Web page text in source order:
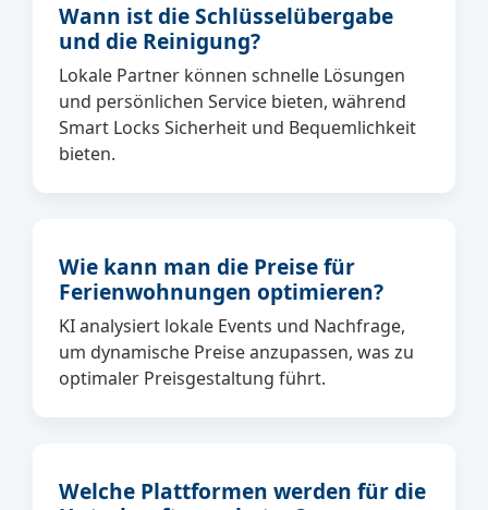
Wann ist die Schlüsselübergabe
und die Reinigung?
Lokale Partner können schnelle Lösungen
und persönlichen Service bieten, während
Smart Locks Sicherheit und Bequemlichkeit
bieten.
Wie kann man die Preise für
Ferienwohnungen optimieren?
KI analysiert lokale Events und Nachfrage,
um dynamische Preise anzupassen, was zu
optimaler Preisgestaltung führt.
Welche Plattformen werden für die